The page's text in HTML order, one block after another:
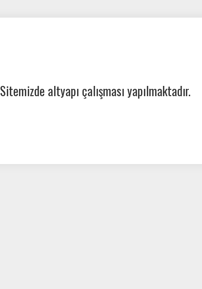
Sitemizde altyapı çalışması yapılmaktadır.